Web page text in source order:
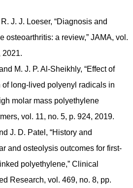
J. J. Loeser, “Diagnosis and
osteoarthritis: a review,” JAMA, vol.
2021.
M. J. P. Al-Sheikhly, “Effect of
long-lived polyenyl radicals in
molar mass polyethylene
vol. 11, no. 5, p. 924, 2019.
J. D. Patel, “History and
and osteolysis outcomes for first-
polyethylene,” Clinical
Research, vol. 469, no. 8, pp.